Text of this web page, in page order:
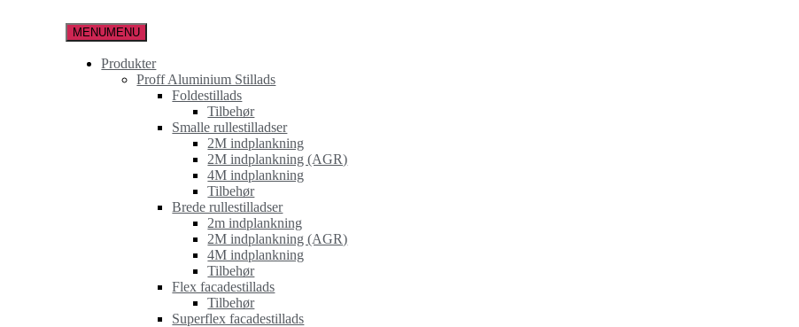
MENUMENU
Produkter
Proff Aluminium Stillads
Foldestillads
Tilbehør
Smalle rullestilladser
2M indplankning
2M indplankning (AGR)
4M indplankning
Tilbehør
Brede rullestilladser
2m indplankning
2M indplankning (AGR)
4M indplankning
Tilbehør
Flex facadestillads
Tilbehør
Superflex facadestillads